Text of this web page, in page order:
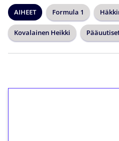
AIHEET Formula 1
Kovalainen Heikki